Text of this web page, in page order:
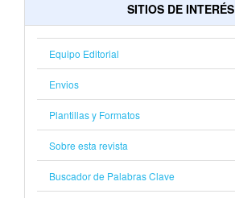
SITIOS DE INTERÉS
Equipo Editorial
Envios
Plantillas y Formatos
Sobre esta revista
Buscador de Palabras Clave